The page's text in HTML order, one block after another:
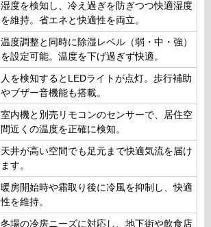
湿度を検知し、冷え過ぎを防ぎつつ快適湿度
を維持。省エネと快適性を両立。
温度調整と同時に除湿レベル（弱・中・強）
を設定可能。温度を下げ過ぎず快適。
人を検知するとLEDライトが点灯。歩行補助
やブザー音機能も搭載。
室内機と別売リモコンのセンサーで、居住空
間近くの温度を正確に検知。
天井が高い空間でも足元まで快適気流を届け
ます。
暖房開始時や霜取り後に冷風を抑制し、快適
性を維持。
冬場の冷房ニーズに対応し、地下街や飲食店